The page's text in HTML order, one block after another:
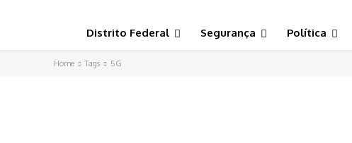
Distrito Federal Segurança Política
Home Tags 5G